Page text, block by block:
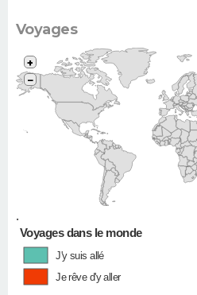
Voyages
•
+
−
Voyages dans le monde
J'y suis allé
Je rêve d'y aller